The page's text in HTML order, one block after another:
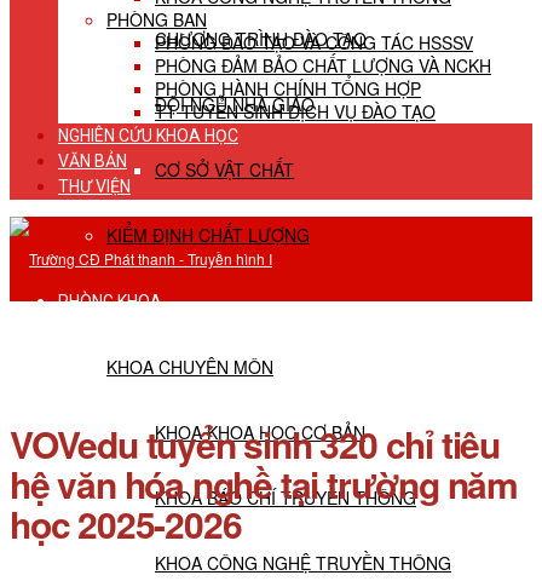
CHƯƠNG TRÌNH ĐÀO TẠO
ĐỘI NGŨ NHÀ GIÁO
CƠ SỞ VẬT CHẤT
KIỂM ĐỊNH CHẤT LƯỢNG
PHÒNG KHOA
KHOA CHUYÊN MÔN
KHOA KHOA HỌC CƠ BẢN
KHOA BÁO CHÍ TRUYỀN THÔNG
KHOA CÔNG NGHỆ TRUYỀN THÔNG
PHÒNG BAN
PHÒNG ĐÀO TẠO VÀ CÔNG TÁC HSSSV
PHÒNG ĐẢM BẢO CHẤT LƯỢNG VÀ NCKH
PHÒNG HÀNH CHÍNH TỔNG HỢP
TT TUYỂN SINH DỊCH VỤ ĐÀO TẠO
NGHIÊN CỨU KHOA HỌC
VĂN BẢN
THƯ VIỆN
VOVedu tuyển sinh 320 chỉ tiêu
hệ văn hóa nghề tại trường năm
học 2025-2026